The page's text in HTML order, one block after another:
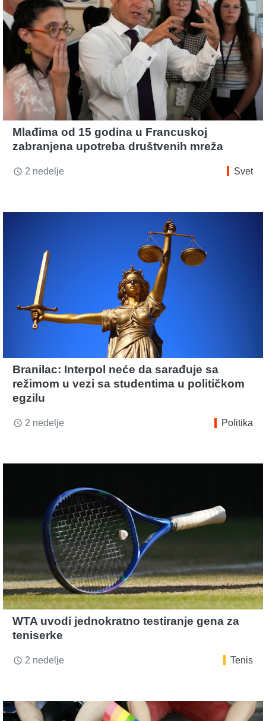
Mlađima od 15 godina u Francuskoj
zabranjena upotreba društvenih mreža
access_time 2 nedelje Svet
Branilac: Interpol neće da sarađuje sa
režimom u vezi sa studentima u političkom
egzilu
access_time 2 nedelje Politika
WTA uvodi jednokratno testiranje gena za
teniserke
access_time 2 nedelje Tenis